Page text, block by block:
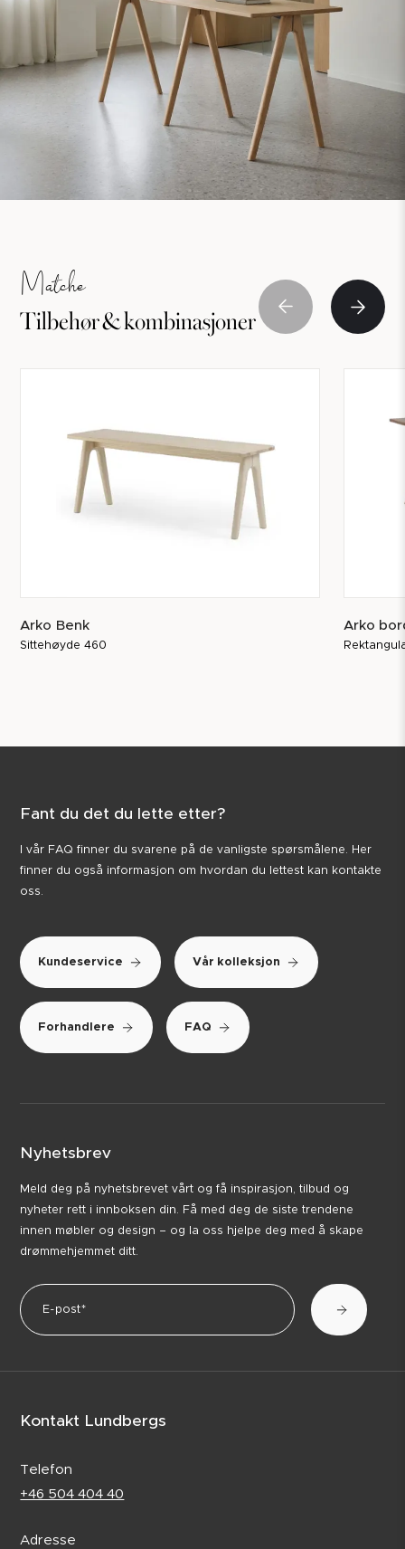
Matche
Tilbehør & kombinasjoner
Arko Benk
Sittehøyde 460
Arko
Fant du det du lette etter?
I vår FAQ finner du svarene på de vanligste spørsmålene. Her
finner du også informasjon om hvordan du lettest kan kontakte
oss.
Kundeservice Vår kolleksjon
Forhandlere FAQ
Nyhetsbrev
Meld deg på nyhetsbrevet vårt og få inspirasjon, tilbud og
nyheter rett i innboksen din. Få med deg de siste trendene
innen møbler og design – og la oss hjelpe deg med å skape
drømmehjemmet ditt.
Kontakt Lundbergs
Telefon
+46 504 404 40
Adresse